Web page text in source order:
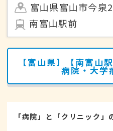
富山県富山市今泉
南富山駅前
【富山県】【南富山
病院・大学
「病院」と「クリニック」